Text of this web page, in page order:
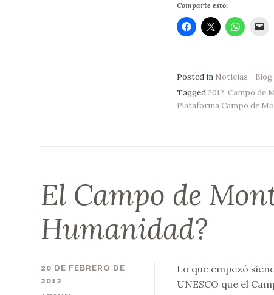
Comparte esto:
Posted in Noticias - Blog
Tagged2012, Campo de
Plataforma Campo de
El Campo de
Humanidad?
20 DE FEBRERO DE
2012
Lo que empezó
UNESCO que el